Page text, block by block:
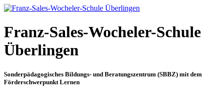
Franz-Sales-Wocheler-Schule
Überlingen
Sonderpädagogisches Bildungs- und Beratungszentrum (SBBZ) mit dem
Förderschwerpunkt Lernen